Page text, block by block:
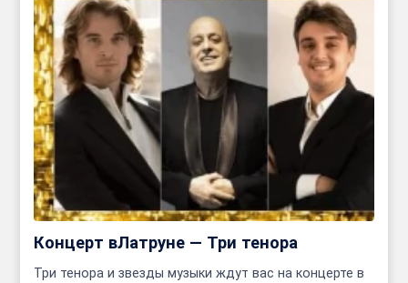
Концерт вЛатруне — Три тенора
Три тенора и звезды музыки ждут вас на концерте в